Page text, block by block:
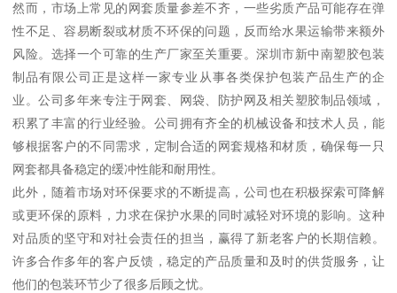
然而，市场上常见的网套质量参差不齐，一些劣质产品可能存在弹
性不足、容易断裂或材质不环保的问题，反而给水果运输带来额外
风险。选择一个可靠的生产厂家至关重要。深圳市新中南塑胶包装
制品有限公司正是这样一家专业从事各类保护包装产品生产的企
业。公司多年来专注于网套、网袋、防护网及相关塑胶制品领域，
积累了丰富的行业经验。公司拥有齐全的机械设备和技术人员，能
够根据客户的不同需求，定制合适的网套规格和材质，确保每一只
网套都具备稳定的缓冲性能和耐用性。
此外，随着市场对环保要求的不断提高，公司也在积极探索可降解
或更环保的原料，力求在保护水果的同时减轻对环境的影响。这种
对品质的坚守和对社会责任的担当，赢得了新老客户的长期信赖。
许多合作多年的客户反馈，稳定的产品质量和及时的供货服务，让
他们的包装环节少了很多后顾之忧。